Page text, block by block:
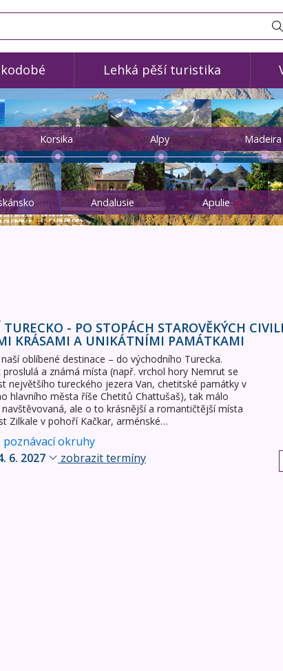
Lehká pěší turistika
Korsika Alpy Madeira
Andalusie Apulie
krásami a unikátními památkami
- PO STOPÁCH STAROVĚKÝCH
KRÁSAMI A UNIKÁTNÍMI PAMÁTKAMI
oblíbené destinace – do východního Turecka.
proslulá a známá místa (např. vrchol hory Nemrut se
největšího tureckého jezera Van, chetitské památky v
hlavního města říše Chetitů Chattušaš), tak málo
ale o to krásnější a romantičtější místa
Zilkale v pohoří Kačkar, arménské…
poznávací okruhy
6. 2027 zobrazit termíny